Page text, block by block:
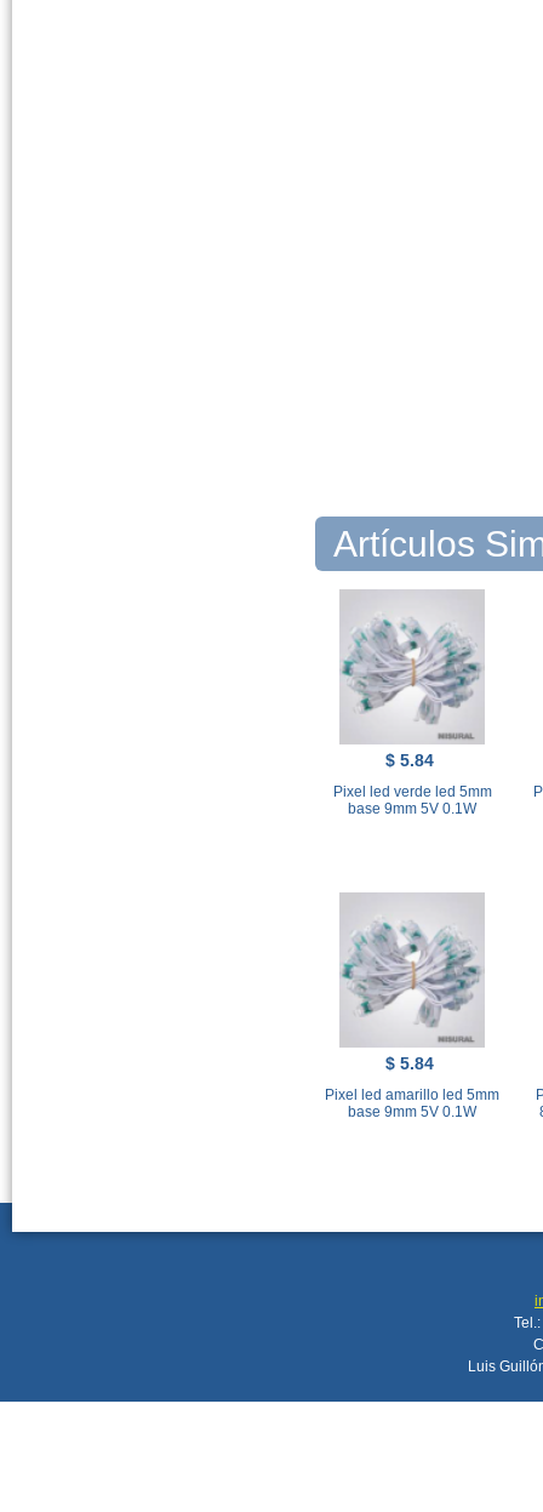
Artículos
Pixel led verde led 5mm
base 9mm 5V 0.1W
$ 5.84
Pixel led amarillo led 5mm
base 9mm 5V 0.1W
$ 5.84
Luis